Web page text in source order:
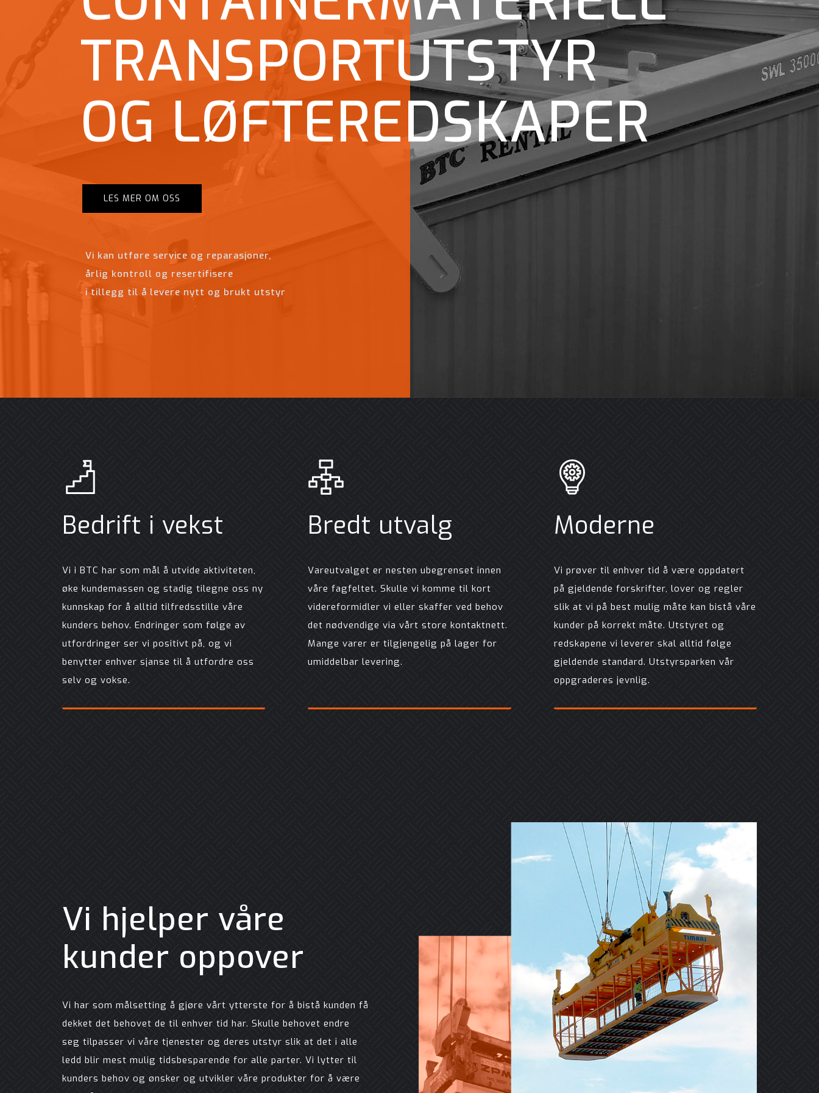
TRANSPORTUTSTYR
OG LØFTEREDSKAPER
LES MER OM OSS
Vi kan utføre service og reparasjoner,
årlig kontroll og resertifisere
i tillegg til å levere nytt og brukt utstyr
Bedrift i vekst
Vi i BTC har som mål å utvide aktiviteten,
øke kundemassen og stadig tilegne oss ny
kunnskap for å alltid tilfredsstille våre
kunders behov. Endringer som følge av
utfordringer ser vi positivt på, og vi
benytter enhver sjanse til å utfordre oss
selv og vokse.
Bredt utvalg
Vareutvalget er nesten ubegrenset innen
våre fagfeltet. Skulle vi komme til kort
videreformidler vi eller skaffer ved behov
det nødvendige via vårt store kontaktnett.
Mange varer er tilgjengelig på lager for
umiddelbar levering.
Moderne
Vi prøver til enhver tid å være oppdatert
på gjeldende forskrifter, lover og regler
slik at vi på best mulig måte kan bistå våre
kunder på korrekt måte. Utstyret og
redskapene vi leverer skal alltid følge
gjeldende standard. Utstyrsparken vår
oppgraderes jevnlig.
Vi hjelper våre
kunder oppover
Vi har som målsetting å gjøre vårt ytterste for å bistå kunden få
dekket det behovet de til enhver tid har. Skulle behovet endre
seg tilpasser vi våre tjenester og deres utstyr slik at det i alle
ledd blir mest mulig tidsbesparende for alle parter. Vi lytter til
kunders behov og ønsker og utvikler våre produkter for å være